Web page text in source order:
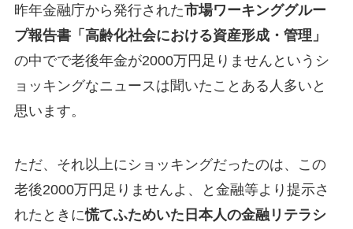
昨年金融庁から発行された市場ワーキンググルー
プ報告書「高齢化社会における資産形成・管理」
の中でで老後年金が2000万円足りませんというシ
ョッキングなニュースは聞いたことある人多いと
思います。
ただ、それ以上にショッキングだったのは、この
老後2000万円足りませんよ、と金融等より提示さ
れたときに慌てふためいた日本人の金融リテラシ